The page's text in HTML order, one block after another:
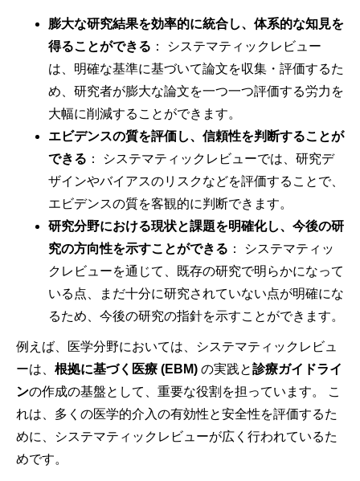
膨大な研究結果を効率的に統合し、体系的な知見を
得ることができる ： システマティックレビュー
は、明確な基準に基づいて論文を収集・評価するた
め、研究者が膨大な論文を一つ一つ評価する労力を
大幅に削減することができます。
エビデンスの質を評価し、信頼性を判断することが
できる ： システマティックレビューでは、研究デ
ザインやバイアスのリスクなどを評価することで、
エビデンスの質を客観的に判断できます。
研究分野における現状と課題を明確化し、今後の研
究の方向性を示すことができる ： システマティッ
クレビューを通じて、既存の研究で明らかになって
いる点、まだ十分に研究されていない点が明確にな
るため、今後の研究の指針を示すことができます。
例えば、医学分野においては、システマティックレビュ
ーは、 根拠に基づく医療 (EBM) の実践と診療ガイドライ
ンの作成の基盤として、重要な役割を担っています。 こ
れは、多くの医学的介入の有効性と安全性を評価するた
めに、システマティックレビューが広く行われているた
めです。